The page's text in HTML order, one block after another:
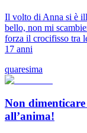
Il volto di Anna si è
bello, non mi
forza il crocifisso tra
17 anni
quaresima
Non
all’anima!